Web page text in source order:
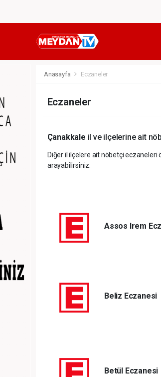
Anasayfa Eczaneler
Eczaneler
Çanakkale il ve ilçelerine ait
Diğer il ilçelere ait nöbetçi eczaneleri
arayabilirsiniz.
Assos Irem
Beliz Eczanesi
Betül Eczanesi